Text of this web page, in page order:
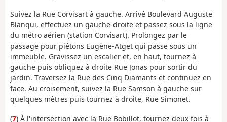
Suivez la Rue Corvisart à gauche. Arrivé Boulevard Auguste
Blanqui, effectuez un gauche-droite et passez sous la ligne
du métro aérien (station Corvisart). Prolongez par le
passage pour piétons Eugène-Atget qui passe sous un
immeuble. Gravissez un escalier et, en haut, tournez à
gauche puis obliquez à droite Rue Jonas pour sortir du
jardin. Traversez la Rue des Cinq Diamants et continuez en
face. Au croisement, suivez la Rue Samson à gauche sur
quelques mètres puis tournez à droite, Rue Simonet.
(7) À l'intersection avec la Rue Bobillot, tournez deux fois à